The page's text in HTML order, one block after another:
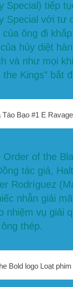
Special) tiếp
Special với tư
ông đi
hủy diệt
và như mọi
the Kings” bắt
Order of the
tác giả,
Rodríguez
nhẫn giải
nhiệm vụ giải
thép.